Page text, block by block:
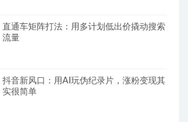
直通车矩阵打法：用多计划低出价撬动搜索
流量
抖音新风口：用AI玩伪纪录片，涨粉变现其
实很简单